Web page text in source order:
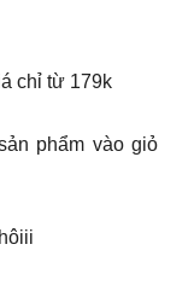
chỉ từ 179k
phẩm vào giỏ